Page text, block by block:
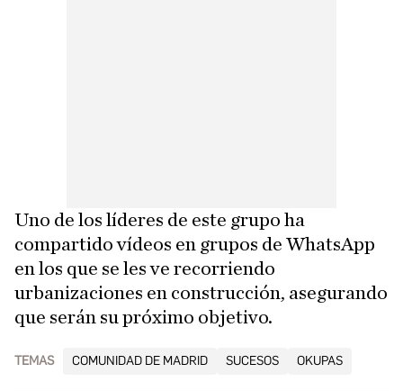
Uno de los líderes de este grupo ha
compartido vídeos en grupos de WhatsApp
en los que se les ve recorriendo
urbanizaciones en construcción, asegurando
que serán su próximo objetivo.
TEMAS COMUNIDAD DE MADRID SUCESOS OKUPAS